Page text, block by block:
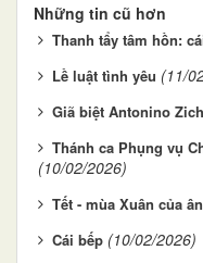
Những tin cũ hơn
Thanh tẩy tâm hồn:
Lề luật tình yêu (11/
Giã biệt Antonino
Thánh ca Phụng vụ
(10/02/2026)
Tết - mùa Xuân của
Cái bếp (10/02/2026)